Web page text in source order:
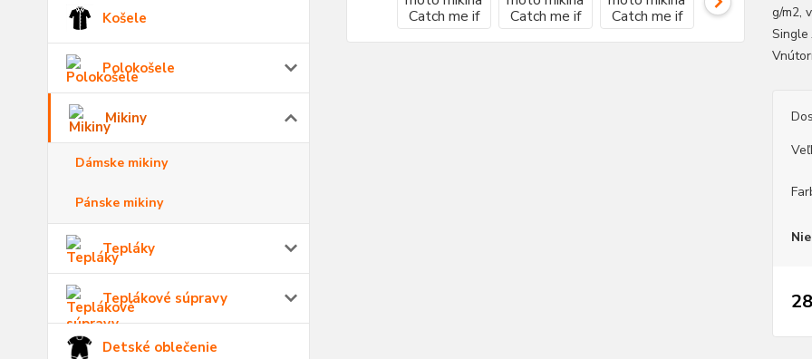
Košele
Polokošele
Mikiny
Dámske mikiny
Pánske mikiny
Tepláky
Teplákové súpravy
Detské oblečenie
g/m2,
Single